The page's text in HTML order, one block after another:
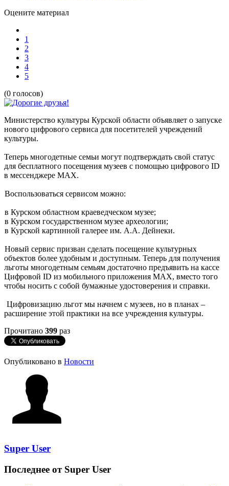
Оцените материал
1
2
3
4
5
(0 голосов)
Министерство культуры Курской области объявляет о запуске
нового цифрового сервиса для посетителей учреждений
культуры.
Теперь многодетные семьи могут подтверждать свой статус
для бесплатного посещения музеев с помощью цифрового ID
в мессенджере МАХ.
Воспользоваться сервисом можно:
в Курском областном краеведческом музее;
в Курском государственном музее археологии;
в Курской картинной галерее им. А.А. Дейнеки.
Новый сервис призван сделать посещение культурных
объектов более удобным и доступным. Теперь для получения
льготы многодетным семьям достаточно предъявить на кассе
Цифровой ID из мобильного приложения МАХ, вместо того
чтобы носить с собой бумажные удостоверения и справки.
Цифровизацию льгот мы начнем с музеев, но в планах –
расширение этой практики на все учреждения культуры.
Прочитано 399 раз
Опубликовано в Новости
Super User
Последнее от Super User